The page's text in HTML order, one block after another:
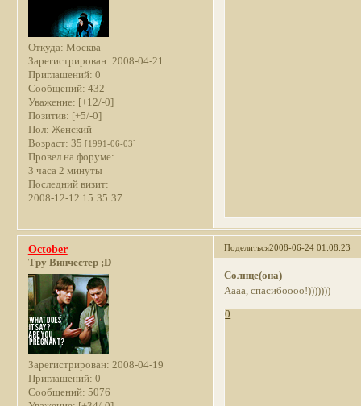
Откуда: Москва
Зарегистрирован: 2008-04-21
Приглашений: 0
Сообщений: 432
Уважение: [+12/-0]
Позитив: [+5/-0]
Пол: Женский
Возраст: 35 [1991-06-03]
Провел на форуме:
3 часа 2 минуты
Последний визит:
2008-12-12 15:35:37
Поделиться2008-06-24 01:08:23
October
Тру Винчестер ;D
Зарегистрирован: 2008-04-19
Приглашений: 0
Сообщений: 5076
Солнце(она)
Аааа, спасибоооо!)))))))
0